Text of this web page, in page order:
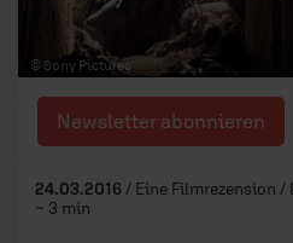
GESELLSCHAFT
TEAM
© Sony Pictures
Newsletter abonnieren
24.03.2016 / Eine Filmrezension /
~ 3 min